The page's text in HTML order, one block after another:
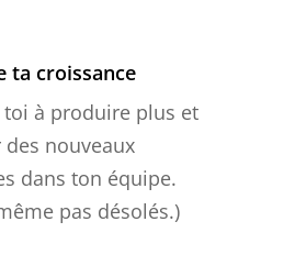
ta croissance
toi à produire plus et
des nouveaux
dans ton équipe.
pas désolés.)